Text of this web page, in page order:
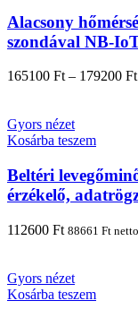
Alacsony
szondával NB-
165100 Ft– 179200 Ft
Gyors nézet
Kosárba teszem
Beltéri
érzékelő,
112600 Ft 88661 Ft netto
Gyors nézet
Kosárba teszem